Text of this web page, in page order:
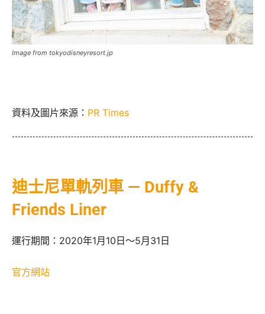
Image from tokyodisneyresort.jp
資料及圖片來源： PR Times
迪士尼單軌列車 — Duffy &
Friends Liner
運行期間：2020年1月10日～5月31日
官方網站